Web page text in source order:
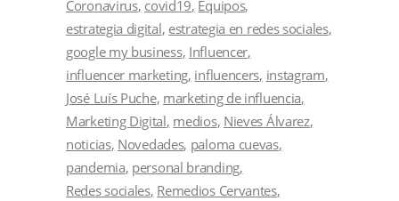
Coronavirus covid19 Equipos
estrategia digital estrategia en redes sociales
google my business Influencer
influencer marketing influencers instagram
José Luís Puche marketing de influencia
Marketing Digital medios Nieves Álvarez
noticias Novedades paloma cuevas
pandemia personal branding
Redes sociales Remedios Cervantes